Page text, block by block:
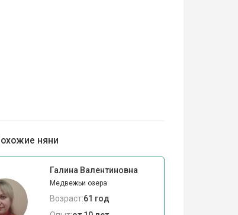
няни
Галина Валентиновна
Медвежьи озера
Возраст:61 год